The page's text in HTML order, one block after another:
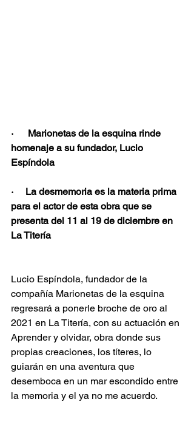
·      Marionetas de la esquina rinde
homenaje a su fundador, Lucio
Espíndola
·     La desmemoria es la materia prima
para el actor de esta obra que se
presenta del 11 al 19 de diciembre en
La Titería
Lucio Espíndola, fundador de la
compañía Marionetas de la esquina
regresará a ponerle broche de oro al
2021 en La Titería, con su actuación en
Aprender y olvidar, obra donde sus
propias creaciones, los títeres, lo
guiarán en una aventura que
desemboca en un mar escondido entre
la memoria y el ya no me acuerdo.